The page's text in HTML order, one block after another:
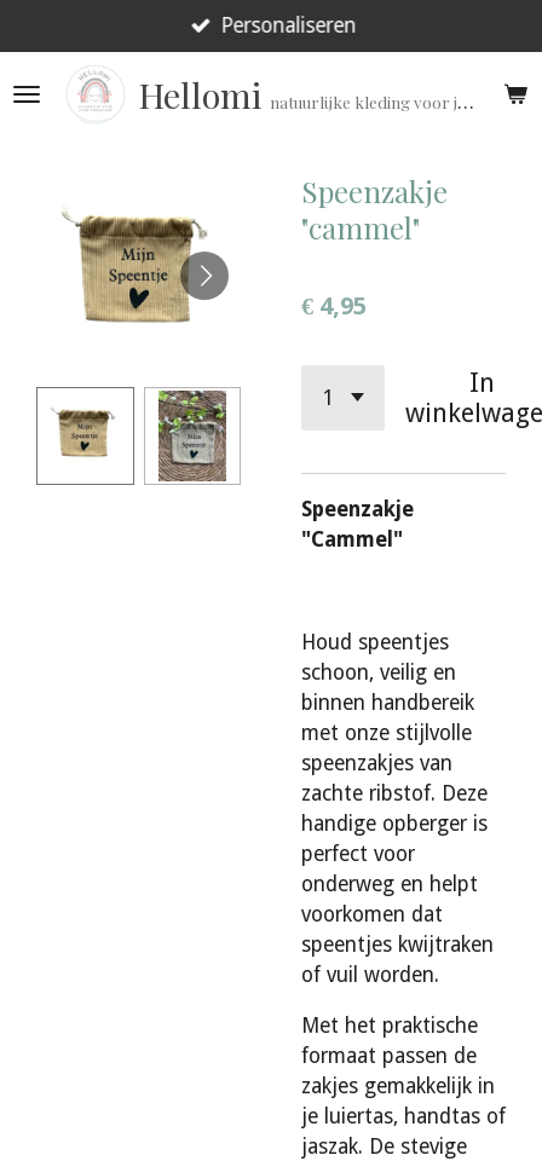
direct
naar
Hellomi natuurlijke kleding voor jouw prematuur!
Personaliseren
Speenzakje
"cammel"
€ 4,95
In
Speenzakje
"Cammel"
Houd speentjes
schoon, veilig en
binnen handbereik
met onze stijlvolle
speenzakjes van
zachte ribstof. Deze
handige opberger is
perfect voor
onderweg en helpt
voorkomen dat
speentjes kwijtraken
of vuil worden.
Met het praktische
formaat passen de
zakjes gemakkelijk in
je luiertas, handtas of
jaszak. De stevige